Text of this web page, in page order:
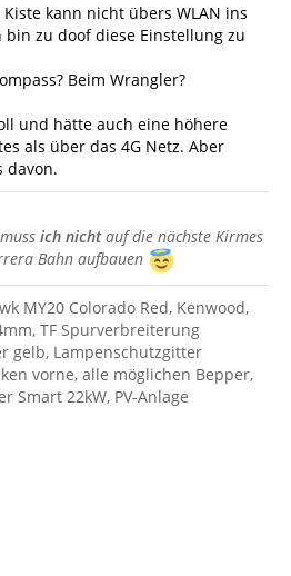
kann nicht übers WLAN ins
zu doof diese Einstellung zu
Beim Wrangler?
und hätte auch eine höhere
als über das 4G Netz. Aber
davon.
ich nichtauf die nächste Kirmes
Bahn aufbauen
MY20 Colorado Red, Kenwood,
TF Spurverbreiterung
gelb, Lampenschutzgitter
vorne, alle möglichen Bepper,
Smart 22kW, PV-Anlage